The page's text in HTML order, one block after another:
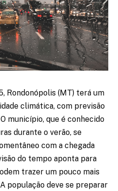
Rondonópolis (MT) terá um
climática, com previsão
município, que é conhecido
durante o verão, se
com a chegada
do tempo aponta para
trazer um pouco mais
população deve se preparar